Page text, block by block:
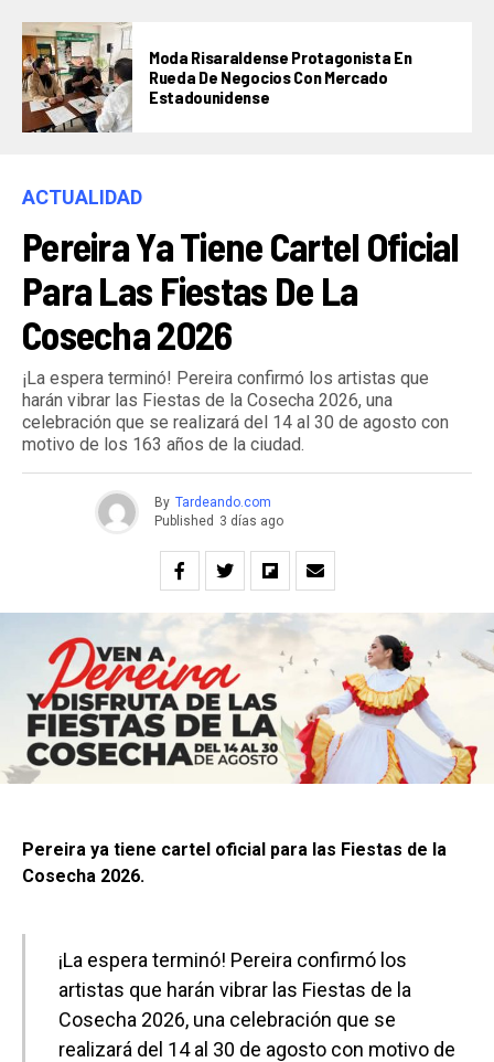
Moda Risaraldense Protagonista En
Rueda De Negocios Con Mercado
Estadounidense
ACTUALIDAD
Pereira Ya Tiene Cartel Oficial
Para Las Fiestas De La
Cosecha 2026
¡La espera terminó! Pereira confirmó los artistas que
harán vibrar las Fiestas de la Cosecha 2026, una
celebración que se realizará del 14 al 30 de agosto con
motivo de los 163 años de la ciudad.
By Tardeando.com
Published 3 días ago
Pereira ya tiene cartel oficial para las Fiestas de la
Cosecha 2026.
¡La espera terminó! Pereira confirmó los
artistas que harán vibrar las Fiestas de la
Cosecha 2026, una celebración que se
realizará del 14 al 30 de agosto con motivo de